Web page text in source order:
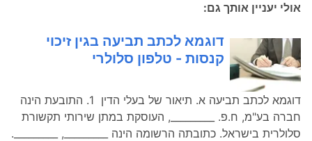
אולי יעניין אותך גם:
דוגמא לכתב תביעה בגין זיכוי
קנסות - טלפון סלולרי
דוגמא לכתב תביעה א. תיאור של בעלי הדין 1. התובעת הינה
חברה בע"מ, ח.פ. _________, העוסקת במתן שירותי תקשורת
סלולרית בישראל. כתובתה הרשומה הינה _________, _________.